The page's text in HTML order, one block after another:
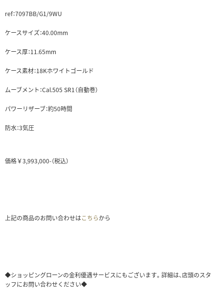
ref：7097BB/G1/9WU
ケースサイズ：40.00mm
ケース厚：11.65mm
ケース素材：18Kホワイトゴールド
ムーブメント：Cal.505 SR1（自動巻）
パワーリザーブ：約50時間
防水：3気圧
価格￥3,993,000-（税込）
上記の商品のお問い合わせはこちらから
◆ショッピングローンの金利優遇サービスにもございます。詳細は、店頭のスタ
ッフにお問い合わせください◆